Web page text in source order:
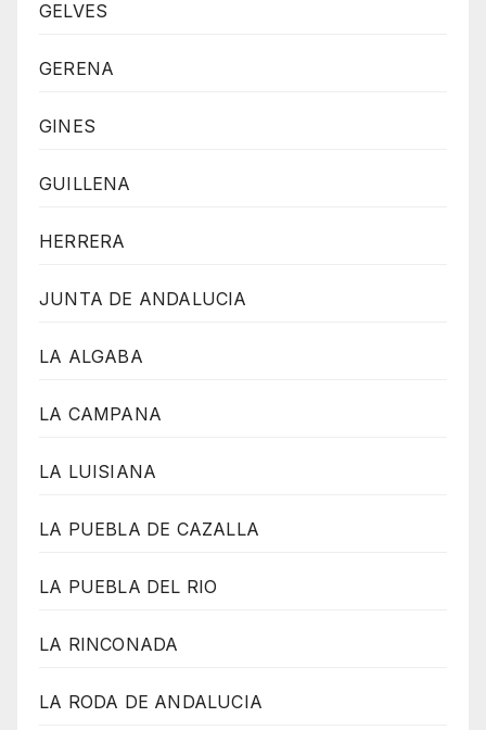
GELVES
GERENA
GINES
GUILLENA
HERRERA
JUNTA DE ANDALUCIA
LA ALGABA
LA CAMPANA
LA LUISIANA
LA PUEBLA DE CAZALLA
LA PUEBLA DEL RIO
LA RINCONADA
LA RODA DE ANDALUCIA